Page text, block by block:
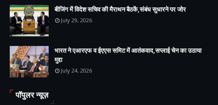
बीजिंग में विदेश सचिव की मैराथन बैठकें,संबंध सुधारने पर जोर
July 29, 2026
भारत ने एआरएफ व ईएएस समिट में आतंकवाद,सप्लाई चेन का उठाया
मुद्दा
July 24, 2026
पॉपुलर न्यूज़